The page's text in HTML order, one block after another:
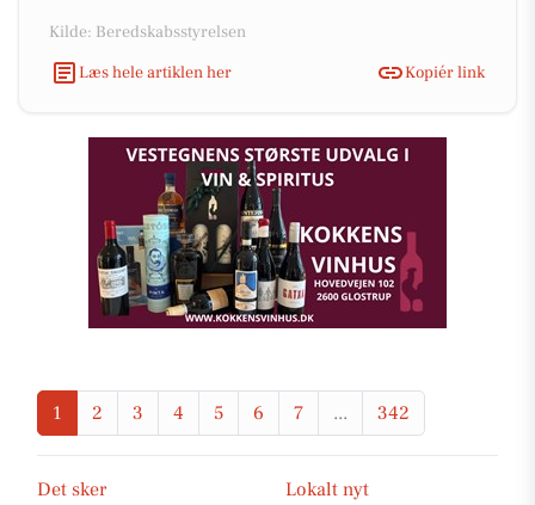
Kilde: Beredskabsstyrelsen
Læs hele artiklen her
Kopiér link
1 2 3 4 5 6 7 ... 342
Det sker
Lokalt nyt